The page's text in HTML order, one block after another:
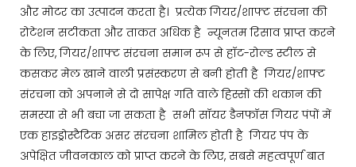
और मोटर का उत्पादन करता है। प्रत्येक गियर/शाफ्ट संरचना की
रोटेशन सटीकता और ताकत अधिक है न्यूनतम रिसाव प्राप्त करने
के लिए, गियर/शाफ्ट संरचना समान रूप से हॉट-रोल्ड स्टील से
कसकर मेल खाने वाली प्रसंस्करण से बनी होती है गियर/शाफ्ट
संरचना को अपनाने से दो सापेक्ष गति वाले हिस्सों की थकान की
समस्या से भी बचा जा सकता है सभी सॉयर डैनफॉस गियर पंपों में
एक हाइड्रोस्टैटिक असर संरचना शामिल होती है गियर पंप के
अपेक्षित जीवनकाल को प्राप्त करने के लिए, सबसे महत्वपूर्ण बात